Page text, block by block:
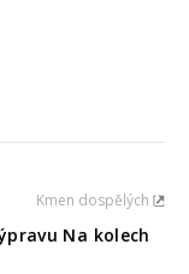
Kmen dospělých
Na kolech